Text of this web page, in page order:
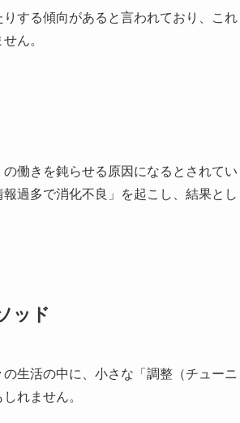
する傾向があると言われており、これ
ん。
働きを鈍らせる原因になるとされてい
過多で消化不良」を起こし、結果とし
ッド
生活の中に、小さな「調整（チューニ
れません。